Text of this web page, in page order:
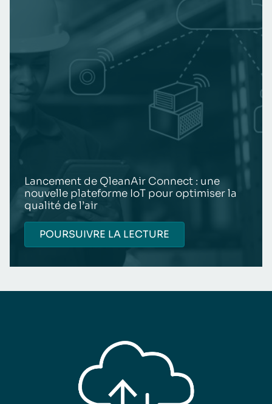
Lancement de QleanAir Connect : une
nouvelle plateforme IoT pour optimiser la
qualité de l’air
POURSUIVRE LA LECTURE